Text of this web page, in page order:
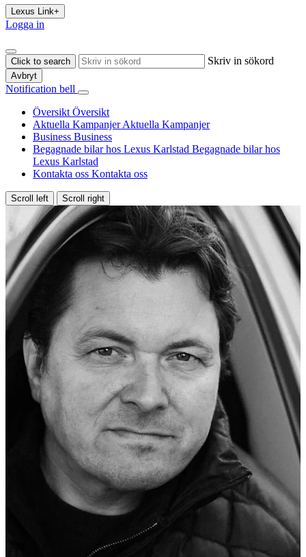
Lexus Link+
Logga in
Click to search Skriv in sökord
Avbryt
Notification bell
Översikt Översikt
Aktuella KampanjerAktuella Kampanjer
Business Business
Begagnade bilar hos Lexus Karlstad Begagnade bilar hos
Lexus Karlstad
Kontakta oss Kontakta oss
Scroll left Scroll right